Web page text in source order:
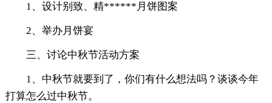
1、设计别致、精******月饼图案
2、举办月饼宴
三、讨论中秋节活动方案
1、中秋节就要到了，你们有什么想法吗？谈谈今年
打算怎么过中秋节。